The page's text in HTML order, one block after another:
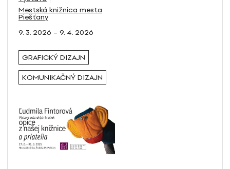
Všetky
Mestská knižnica mesta
Piešťany
9. 3. 2026 – 9. 4. 2026
GRAFICKÝ DIZAJN
KOMUNIKAČNÝ DIZAJN